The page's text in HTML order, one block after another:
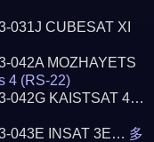
031J CUBESAT XI
042A MOZHAYETS
4 (RS-22)
042G KAISTSAT 4…
043E INSAT 3E… 多